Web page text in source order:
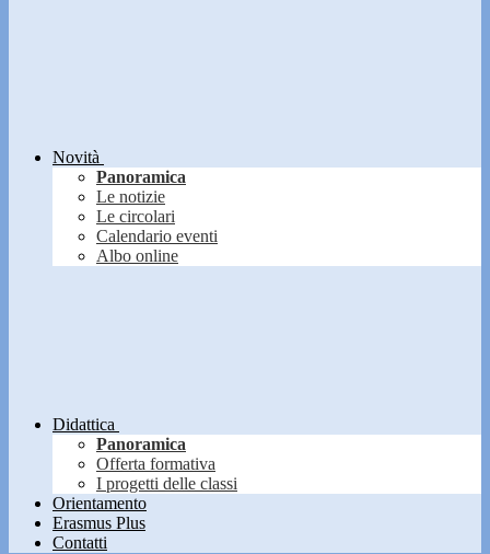
Novità
Panoramica
Le notizie
Le circolari
Calendario eventi
Albo online
Didattica
Panoramica
Offerta formativa
I progetti delle classi
Orientamento
Erasmus Plus
Contatti